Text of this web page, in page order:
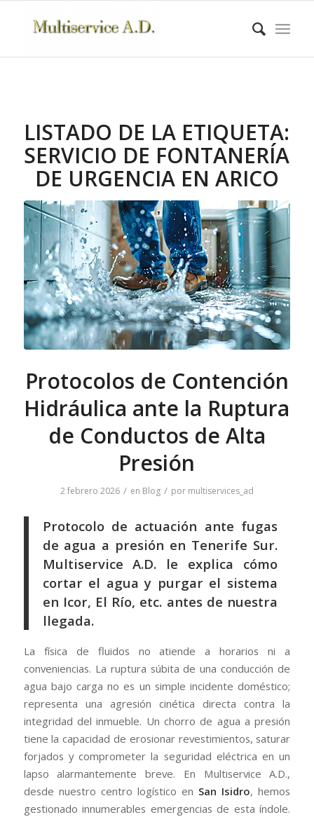
LISTADO DE LA ETIQUETA:
SERVICIO DE FONTANERÍA
DE URGENCIA EN ARICO
Protocolos de Contención
Hidráulica ante la Ruptura
de Conductos de Alta
Presión
2 febrero 2026 / en Blog / por multiservices_ad
Protocolo de actuación ante fugas
de agua a presión en Tenerife Sur.
Multiservice A.D. le explica cómo
cortar el agua y purgar el sistema
en Icor, El Río, etc. antes de nuestra
llegada.
La física de fluidos no atiende a horarios ni a
conveniencias. La ruptura súbita de una conducción de
agua bajo carga no es un simple incidente doméstico;
representa una agresión cinética directa contra la
integridad del inmueble. Un chorro de agua a presión
tiene la capacidad de erosionar revestimientos, saturar
forjados y comprometer la seguridad eléctrica en un
lapso alarmantemente breve. En Multiservice A.D.,
desde nuestro centro logístico en San Isidro, hemos
gestionado innumerables emergencias de esta índole.